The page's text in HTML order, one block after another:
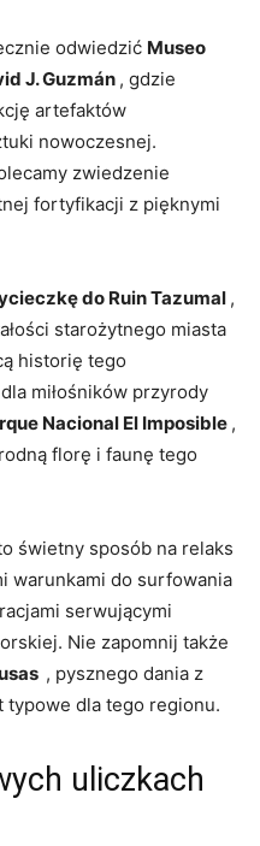
odwiedzić Museo
J. Guzmán‍ , gdzie
artefaktów
nowoczesnej.⁢
‍zwiedzenie
fortyfikacji z pięknymi
do⁣ Ruin Tazumal ,
⁤starożytnego miasta
historię tego
miłośników przyrody
Nacional El Imposible ,
florę i faunę⁢ tego
świetny‍ sposób ⁢na relaks
warunkami ⁣do surfowania
serwującymi​
Nie​ zapomnij także
, pysznego dania z
dla tego regionu.
uliczkach